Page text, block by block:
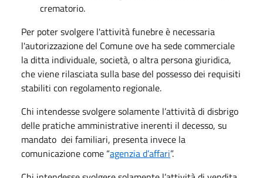
crematorio.
Per poter svolgere l'attività funebre è necessaria
l'autorizzazione del Comune ove ha sede commerciale
la ditta individuale, società, o altra persona giuridica,
che viene rilasciata sulla base del possesso dei requisiti
stabiliti con regolamento regionale.
Chi intendesse svolgere solamente l’attività di disbrigo
delle pratiche amministrative inerenti il decesso, su
mandato dei familiari, presenta invece la
comunicazione come “agenzia d’affari”.